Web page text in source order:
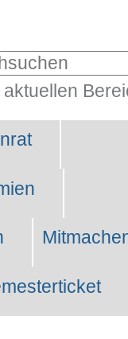
aktuellen